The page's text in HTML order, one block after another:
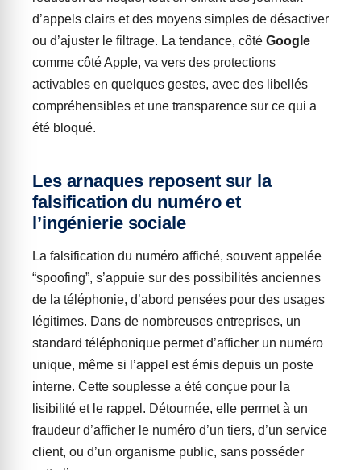
d’appels clairs et des moyens simples de désactiver
ou d’ajuster le filtrage. La tendance, côté Google
comme côté Apple, va vers des protections
activables en quelques gestes, avec des libellés
compréhensibles et une transparence sur ce qui a
été bloqué.
Les arnaques reposent sur la
falsification du numéro et
l’ingénierie sociale
La falsification du numéro affiché, souvent appelée
“spoofing”, s’appuie sur des possibilités anciennes
de la téléphonie, d’abord pensées pour des usages
légitimes. Dans de nombreuses entreprises, un
standard téléphonique permet d’afficher un numéro
unique, même si l’appel est émis depuis un poste
interne. Cette souplesse a été conçue pour la
lisibilité et le rappel. Détournée, elle permet à un
fraudeur d’afficher le numéro d’un tiers, d’un service
client, ou d’un organisme public, sans posséder